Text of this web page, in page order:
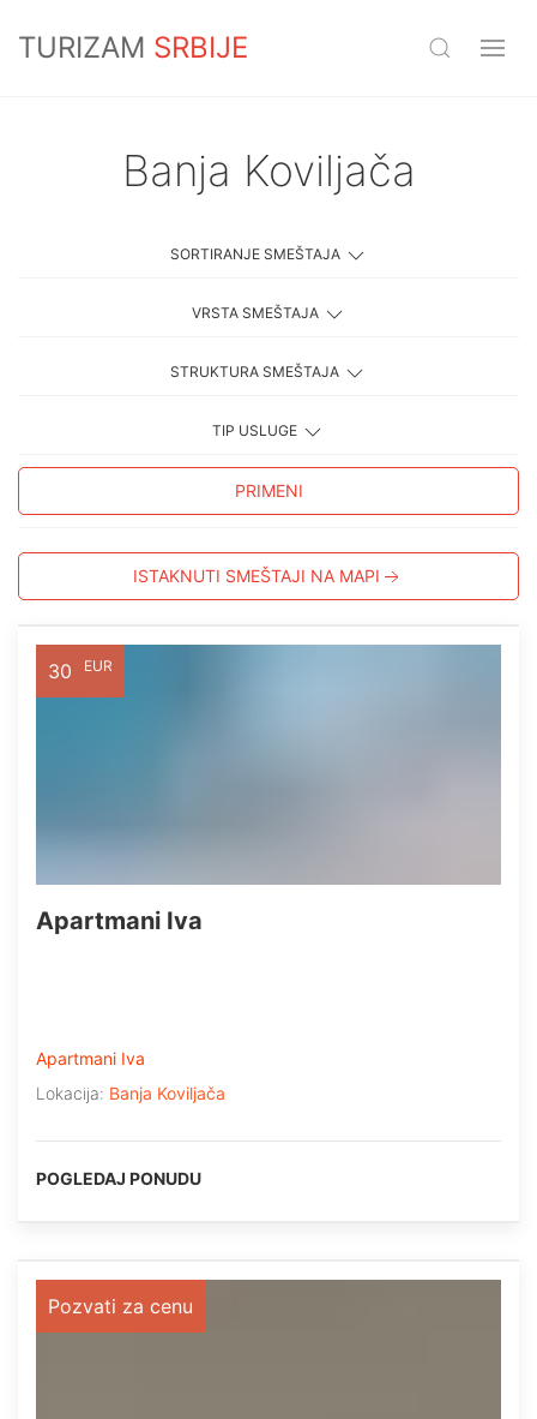
TURIZAM SRBIJE
Banja Koviljača
SORTIRANJE SMEŠTAJA
VRSTA SMEŠTAJA
STRUKTURA SMEŠTAJA
TIP USLUGE
PRIMENI
ISTAKNUTI SMEŠTAJI NA MAPI
30 EUR
Apartmani Iva
Apartmani Iva
Lokacija: Banja Koviljača
POGLEDAJ PONUDU
Pozvati za cenu